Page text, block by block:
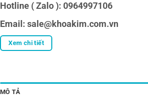
Hotline ( Zalo ): 0964997106
Email: sale@khoakim.com.vn
Xem chi tiết
MÔ TẢ